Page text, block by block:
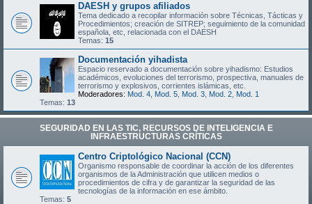
DAESH y grupos afiliados
Tema dedicado a recopilar información sobre Técnicas, Tácticas y
Procedimientos; creación de SITREP; seguimiento de la comunidad
española, etc, relacionada con el DAESH
Temas: 15
Documentación yihadista
Espacio reservado a documentación sobre yihadismo: Estudios
académicos, evoluciones del terrorismo, prospectiva, manuales de
terrorismo y explosivos, corrientes islámicas, etc.
Moderadores: Mod. 4 Mod. 5 Mod. 3 Mod. 2 Mod. 1
Temas: 13
SEGURIDAD EN LAS TIC, RECURSOS DE INTELIGENCIA E
INFRAESTRUCTURAS CRÍTICAS
Centro Criptológico Nacional (CCN)
Organismo responsable de coordinar la acción de los diferentes
organismos de la Administración que utilicen medios o
procedimientos de cifra y de garantizar la seguridad de las
tecnologías de la información en ese ámbito.
Temas: 5